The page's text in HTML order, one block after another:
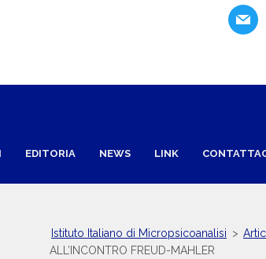
EDITORIA NEWS LINK
Istituto Italiano di Micropsicoanalisi >
ALL’INCONTRO FREUD-MAHLER